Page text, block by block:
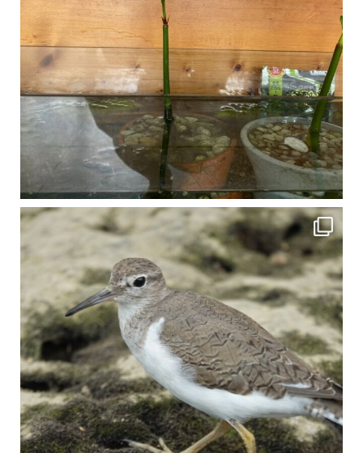
比謝川でよく見られる生き物 「イソシギ」の足に釣り針が(>_<) 比謝川は釣りが可